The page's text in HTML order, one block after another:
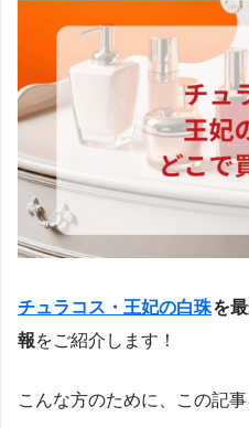
チュラコス・王妃の白珠を
報をご紹介します！
こんな方のために、この記事